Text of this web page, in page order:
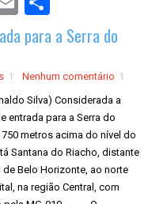
r
e
para a Serra do
Nenhum comentário
Silva) Considerada a
entrada para a Serra do
750 metros acima do nível do
Santana do Riacho, distante
de Belo Horizonte, ao norte
na região Central, com